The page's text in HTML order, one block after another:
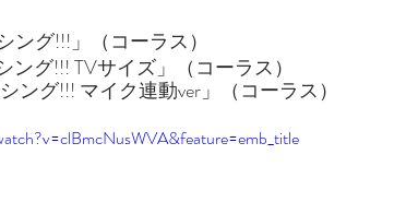
グ!!!」（コーラス）
グ!!! TVサイズ」（コーラス）
グ!!! マイク連動ver」（コーラス）